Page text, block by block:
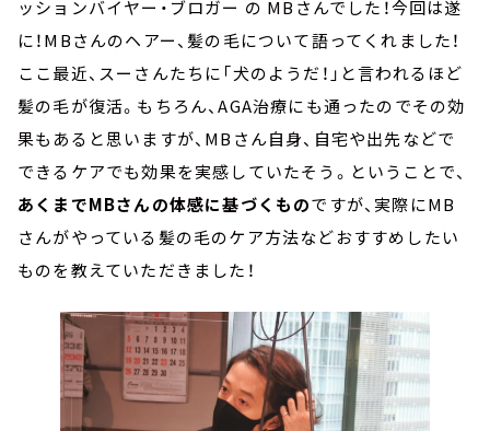
ッションバイヤー・ブロガー の MBさんでした！今回は遂
に！MBさんのヘアー、髪の毛について語ってくれました！
ここ最近、スーさんたちに「犬のようだ！」と言われるほど
髪の毛が復活。もちろん、AGA治療にも通ったのでその効
果もあると思いますが、MBさん自身、自宅や出先などで
できるケアでも効果を実感していたそう。ということで、
あくまでMBさんの体感に基づくものですが、実際にMB
さんがやっている髪の毛のケア方法などおすすめしたい
ものを教えていただきました！